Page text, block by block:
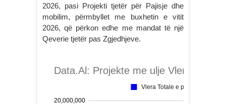
2026, pasi Projekti tjetër për Pajisje dhe
mobilim, përmbyllet me buxhetin e vitit
2026, që përkon edhe me mandat të një
Qeverie tjetër pas Zgjedhjeve.